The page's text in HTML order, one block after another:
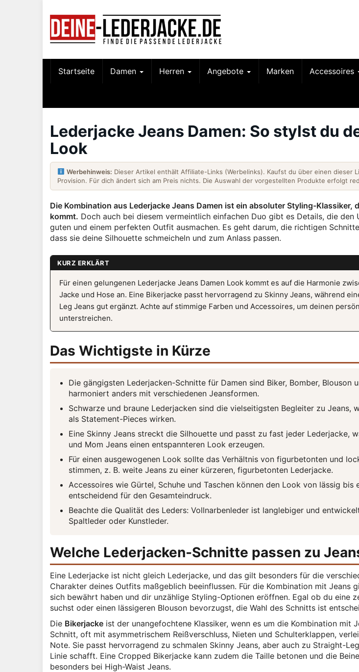
Startseite Damen Herren Angebote Marken Accessoires
Lederjacke Jeans Damen: So stylst du
Look
Werbehinweis: Dieser Artikel enthält Affiliate-Links (Werbelinks). Kaufst du über einen dieser
Provision. Für dich ändert sich am Preis nichts. Die Auswahl der vorgestellten Produkte erfolgt
Die Kombination aus Lederjacke Jeans Damen ist ein absoluter Styling-Klassiker,
kommt. Doch auch bei diesem vermeintlich einfachen Duo gibt es Details, die den
guten und einem perfekten Outfit ausmachen. Es geht darum, die richtigen
dass sie deine Silhouette schmeicheln und zum Anlass passen.
KURZ ERKLÄRT
Für einen gelungenen Lederjacke Jeans Damen Look kommt es auf die Harmonie
Jacke und Hose an. Eine Bikerjacke passt hervorragend zu Skinny Jeans, während
Leg Jeans gut ergänzt. Achte auf stimmige Farben und Accessoires, um deinen
unterstreichen.
Das Wichtigste in Kürze
Die gängigsten Lederjacken-Schnitte für Damen sind Biker, Bomber, Blouson
harmoniert anders mit verschiedenen Jeansformen.
Schwarze und braune Lederjacken sind die vielseitigsten Begleiter zu Jeans,
als Statement-Pieces wirken.
Eine Skinny Jeans streckt die Silhouette und passt zu fast jeder Lederjacke,
und Mom Jeans einen entspannteren Look erzeugen.
Für einen ausgewogenen Look sollte das Verhältnis von figurbetonten und
stimmen, z. B. weite Jeans zu einer kürzeren, figurbetonten Lederjacke.
Accessoires wie Gürtel, Schuhe und Taschen können den Look von lässig bis
entscheidend für den Gesamteindruck.
Beachte die Qualität des Leders: Vollnarbenleder ist langlebiger und
Spaltleder oder Kunstleder.
Welche Lederjacken-Schnitte passen zu
Eine Lederjacke ist nicht gleich Lederjacke, und das gilt besonders für die
Charakter deines Outfits maßgeblich beeinflussen. Für die Kombination mit Jeans
sich bewährt haben und dir unzählige Styling-Optionen eröffnen. Egal ob du eine
suchst oder einen lässigeren Blouson bevorzugst, die Wahl des Schnitts ist
Die Bikerjacke ist der unangefochtene Klassiker, wenn es um die Kombination mit
Schnitt, oft mit asymmetrischem Reißverschluss, Nieten und Schulterklappen,
Note. Sie passt hervorragend zu schmalen Skinny Jeans, aber auch zu Straight-
Linie schafft. Eine Cropped Bikerjacke kann zudem die Taille betonen und die
besonders bei High-Waist Jeans.